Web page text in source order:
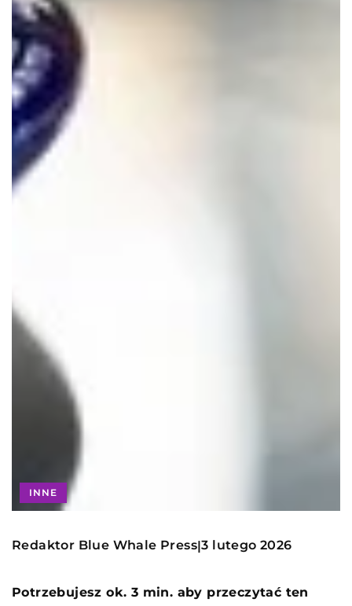
INNE
Redaktor Blue Whale Press|3 lutego 2026
Potrzebujesz ok. 3 min. aby przeczytać ten